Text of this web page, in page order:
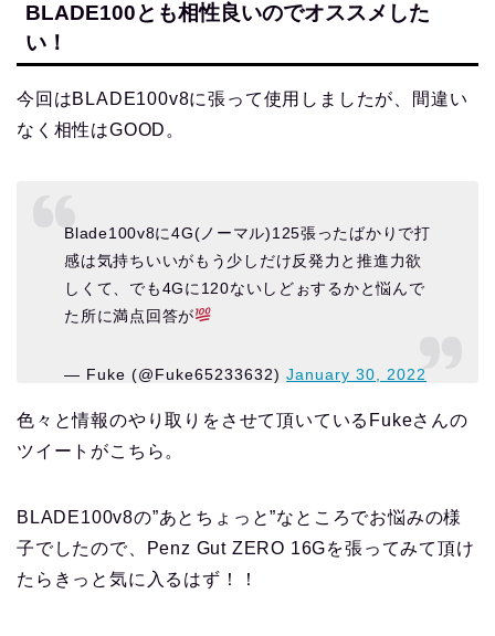
BLADE100とも相性良いのでオススメした
い！
今回はBLADE100v8に張って使用しましたが、間違い
なく相性はGOOD。
Blade100v8に4G(ノーマル)125張ったばかりで打
感は気持ちいいがもう少しだけ反発力と推進力欲
しくて、でも4Gに120ないしどぉするかと悩んで
た所に満点回答が
— Fuke (@Fuke65233632)January 30, 2022
色々と情報のやり取りをさせて頂いているFukeさんの
ツイートがこちら。
BLADE100v8の”あとちょっと”なところでお悩みの様
子でしたので、Penz Gut ZERO 16Gを張ってみて頂け
たらきっと気に入るはず！！